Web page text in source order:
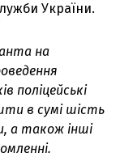
України.
на
поліцейські
в сумі шість
а також інші